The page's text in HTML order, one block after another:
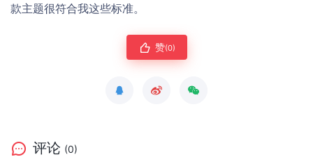
款主题很符合我这些标准。
赞(0)
评论 (0)